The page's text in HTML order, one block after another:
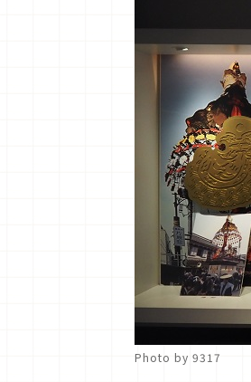
Photo by 9317